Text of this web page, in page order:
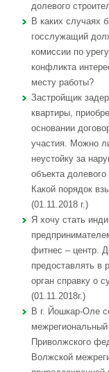
долевого
В каких случаях
госслужащий
комиссии по
конфликта
месту работы?
Застройщик
квартиры,
основании
участия. Можно
неустойку за
объекта долевого
Какой порядок
(01.11.2018 г.)
Я хочу стать
фитнес – центр.
предоставлять в
орган справку о
(01.11.2018г.)
В г. Йошкар-Оле
Приволжского
Волжской